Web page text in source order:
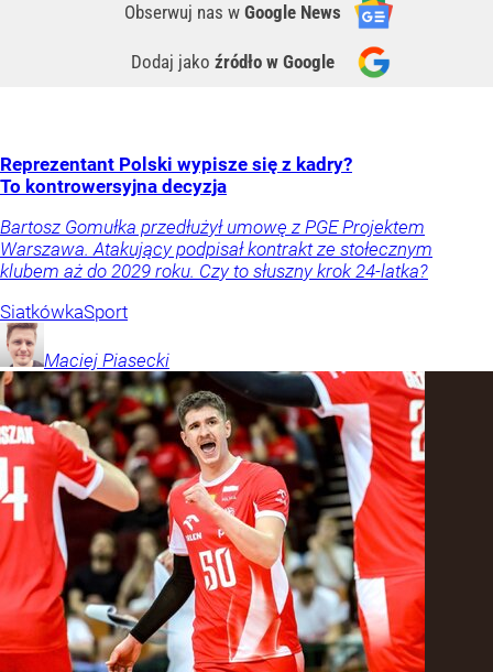
Obserwuj nas w Google News
Dodaj jako źródło w Google
Reprezentant Polski wypisze się z kadry?
To kontrowersyjna decyzja
Bartosz Gomułka przedłużył umowę z PGE Projektem
Warszawa. Atakujący podpisał kontrakt ze stołecznym
klubem aż do 2029 roku. Czy to słuszny krok 24-latka?
SiatkówkaSport
Maciej Piasecki